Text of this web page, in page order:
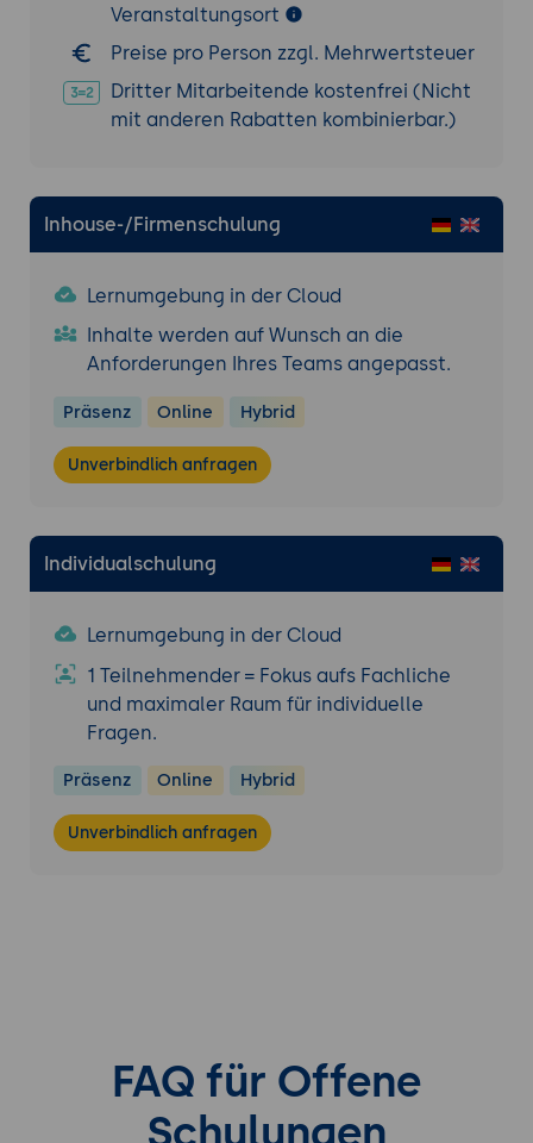
10. Typische Einsatzszenarien
Smartcard-Anmeldung und
zertifikatsbasierte Authentifizierung
Absicherung von Webservern mit SSL/TLS-
Praxisübung
Einrichtung einer Zertifizierungsstelle und
Zertifikatsausstellung
Die Teilnehmer installieren in einer
Laborumgebung eine
Unternehmenszertifizierungsstelle. Sie
konfigurieren Zertifikatvorlagen, richten
die automatische Registrierung ein und
stellen Zertifikate für Benutzer und
Veranstaltungsort
Preise pro Person zzgl. Mehrwertsteuer
Dritter Mitarbeitende kostenfrei (Nicht
mit anderen Rabatten kombinierbar.)
Inhouse-/Firmenschulung
Lernumgebung in der Cloud
Inhalte werden auf Wunsch an die
Anforderungen Ihres Teams angepasst.
Präsenz Online Hybrid
Unverbindlich anfragen
Individualschulung
Lernumgebung in der Cloud
1 Teilnehmender = Fokus aufs Fachliche
und maximaler Raum für individuelle
Fragen.
Präsenz Online Hybrid
Unverbindlich anfragen
FAQ für Offene